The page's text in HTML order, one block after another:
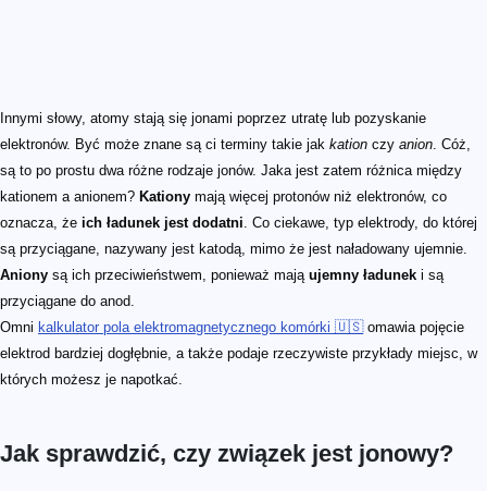
Innymi słowy, atomy stają się jonami poprzez utratę lub pozyskanie
elektronów. Być może znane są ci terminy takie jak kation czy anion . Cóż,
są to po prostu dwa różne rodzaje jonów. Jaka jest zatem różnica między
kationem a anionem? Kationy mają więcej protonów niż elektronów, co
oznacza, że ich ładunek jest dodatni . Co ciekawe, typ elektrody, do której
są przyciągane, nazywany jest katodą, mimo że jest naładowany ujemnie.
Aniony są ich przeciwieństwem, ponieważ mają ujemny ładunek i są
przyciągane do anod.
Omni kalkulator pola elektromagnetycznego komórki 🇺🇸omawia pojęcie
elektrod bardziej dogłębnie, a także podaje rzeczywiste przykłady miejsc, w
których możesz je napotkać.
Jak sprawdzić, czy związek jest jonowy?